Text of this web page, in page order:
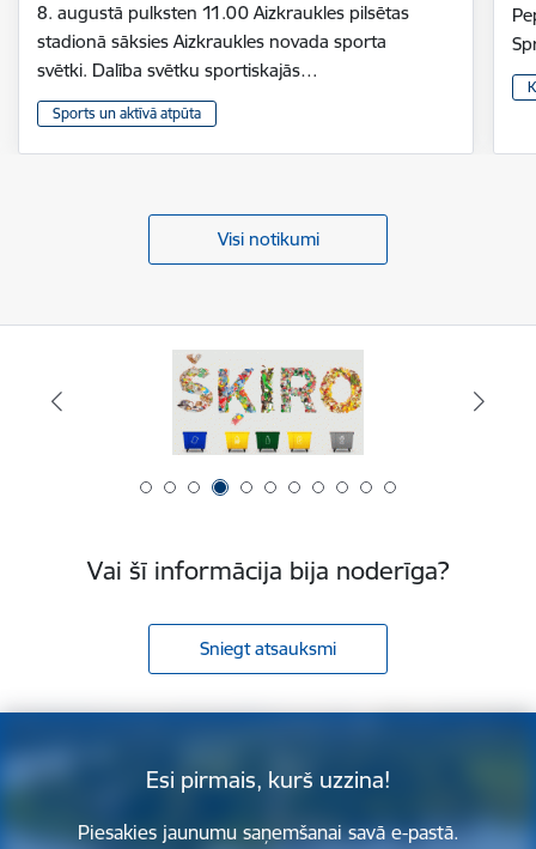
8. augustā pulksten 11.00 Aizkraukles pilsētas
stadionā sāksies Aizkraukles novada sporta
svētki. Dalība svētku sportiskajās…
Sports un aktīvā atpūta
Visi notikumi
Vai šī informācija bija noderīga?
Sniegt atsauksmi
Esi pirmais, kurš uzzina!
Piesakies jaunumu saņemšanai savā e-pastā.